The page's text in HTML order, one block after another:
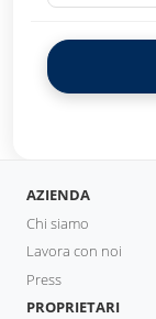
AZIENDA
Chi siamo
Lavora con noi
Press
PROPRIETARI